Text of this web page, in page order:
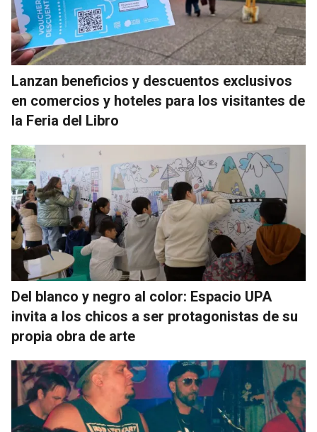
Lanzan beneficios y descuentos exclusivos
en comercios y hoteles para los visitantes de
la Feria del Libro
Del blanco y negro al color: Espacio UPA
invita a los chicos a ser protagonistas de su
propia obra de arte